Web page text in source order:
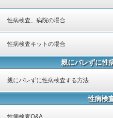
性病検査、病院の場合
性病検査キットの場合
親にバレずに性
親にバレずに性病検査する方法
性病検
性病検査Q&A